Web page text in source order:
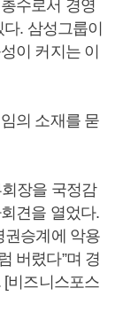
수로서 경영
. 삼성그룹이
이 커지는 이
의 소재를 묻
장을 국정감
견을 열었다.
권승계에 악용
버렸다”며 경
[비즈니스포스